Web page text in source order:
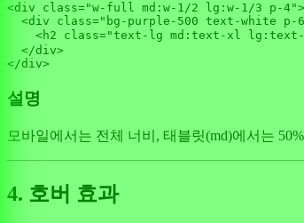
<div class="w-full md:w-1/2 lg:w-1/3 p-4">
<div class="bg-purple-500 text-white p-6
<h2 class="text-lg md:text-xl
</div>
설명
모바일에서는 전체 너비, 태블릿(md)에서는
4. 호버 효과